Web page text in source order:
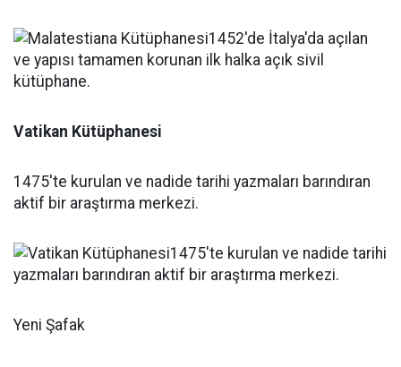
Vatikan Kütüphanesi
1475'te kurulan ve nadide tarihi yazmaları barındıran
aktif bir araştırma merkezi.
Yeni Şafak